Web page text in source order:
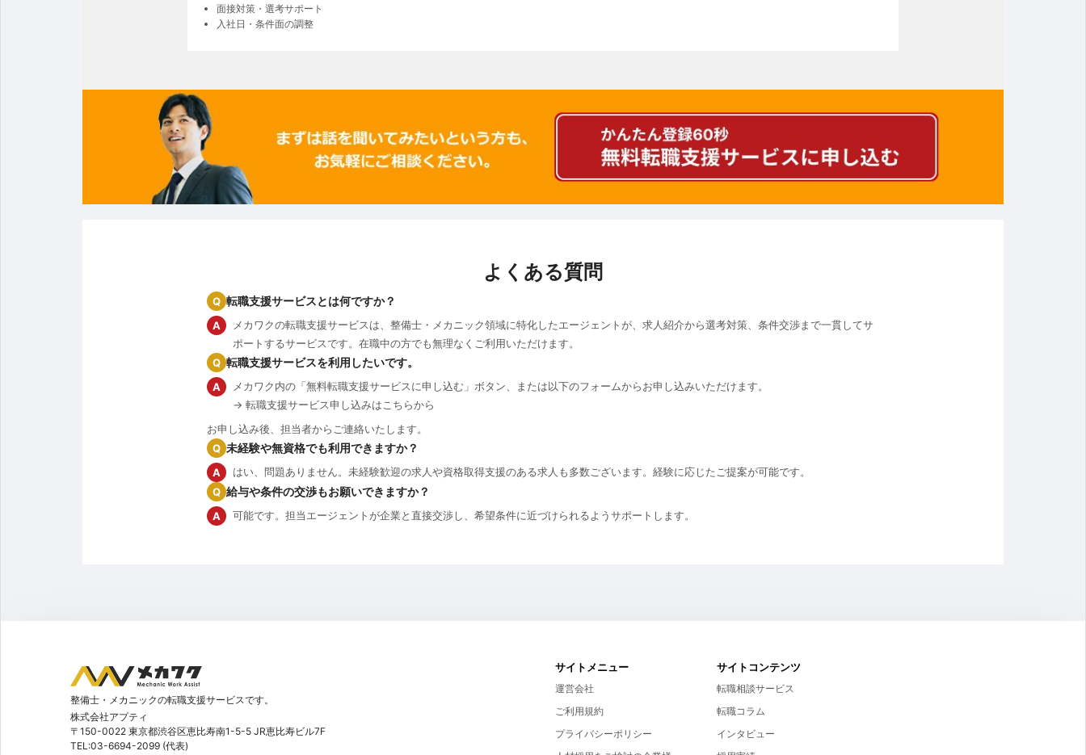
面接対策・選考サポート
入社日・条件面の調整
よくある質問
Q 転職支援サービスとは何ですか？
A
メカワクの転職支援サービスは、整備士・メカニック領域に特化したエージェントが、求人紹介から選考対策、条件交渉まで一貫してサ
ポートするサービスです。在職中の方でも無理なくご利用いただけます。
Q 転職支援サービスを利用したいです。
A
メカワク内の「無料転職支援サービスに申し込む」ボタン、または以下のフォームからお申し込みいただけます。
→ 転職支援サービス申し込みはこちらから
お申し込み後、担当者からご連絡いたします。
Q 未経験や無資格でも利用できますか？
A
はい、問題ありません。未経験歓迎の求人や資格取得支援のある求人も多数ございます。経験に応じたご提案が可能です。
Q 給与や条件の交渉もお願いできますか？
A 可能です。担当エージェントが企業と直接交渉し、希望条件に近づけられるようサポートします。
整備士・メカニックの転職支援サービスです。
株式会社アプティ
〒150-0022 東京都渋谷区恵比寿南1-5-5 JR恵比寿ビル7F
TEL:03-6694-2099 (代表)
サイトメニュー
運営会社
ご利用規約
プライバシーポリシー
サイトコンテンツ
転職相談サービス
転職コラム
インタビュー